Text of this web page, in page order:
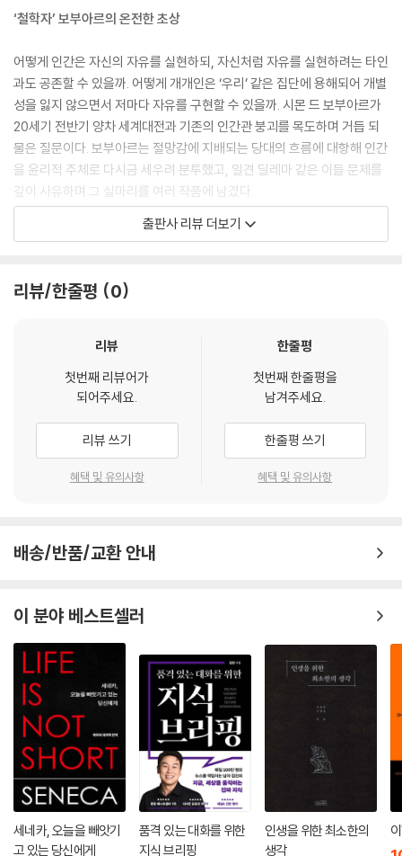
닌 것으로 정당화하려는 노력에 의해 쟁취할 수 있는 능동적 자유로 구분
유의 모습에 해당한다고 주장하고 이를 가리켜 윤리적 자유라 칭한다.
--- 「04 윤리적 자유」 중에서
인간은 주어진 조건이 지닌 의미와 가치를 초월적 움직임 속에서 매번 새
롭게 재발견하고 재해석하는 존재다. 따라서 인간이 처한 상황 또한 소여
의 산물이기만 한 것이 아니라 실존 조건에 따라 변화하고 새롭게 생성되
는 가변적 결과물이다. 이러한 맥락에서 보부아르는 몸이란 사물이 아니라
상황이며, 세상에 대한 한 개인의 입장 표명에 해당한다고 주장한다. 아울
러 이러한 몸 개념을 출발점으로 삼아 체험적 몸, 상황 속에 놓인 몸에 관한
논의를 전개한다.
간으로 존재하는 한 모든 인간은 자기만의 방식으로 형이상학을 하고 있
다. 그렇기에 형이상학적 진실은 그 자체로 애매하다고 할 수 있으며, 이러
한 진실을 표현하기에 적합한 방식은 오히려 문학적 방식이라 할 수 있다.
이러한 맥락에서 보부아르는 실존주의 사유 내에서 철학과 문학은 근본적
으로 구분되는 것이 아니며, 형이상학 문학이야말로 실존의 진실을 가장
실존주의적으로 그릴 수 있는 이상적인 표현 방식에 해당한다고 주장한다.
‘철학자’ 보부아르의 온전한 초상
어떻게 인간은 자신의 자유를 실현하되, 자신처럼 자유를 실현하려는 타인
과도 공존할 수 있을까. 어떻게 개개인은 ‘우리’ 같은 집단에 용해되어 개별
성을 잃지 않으면서 저마다 자유를 구현할 수 있을까. 시몬 드 보부아르가
20세기 전반기 양차 세계대전과 기존의 인간관 붕괴를 목도하며 거듭 되
물은 질문이다. 보부아르는 절망감에 지배되는 당대의 흐름에 대항해 인간
을 윤리적 주체로 다시금 세우려 분투했고, 일견 딜레마 같은 이들 문제를
깊이 사유하며 그 실마리를 여러 작품에 남겼다.
이 책은 윤리적 실존주의의 주춧돌을 세운 보부아르의 철학을 해설한다.
해되는 와중에 간과되어 온 보부아르의 평생 화두인 ‘실존주의 윤리’를 그
고, 그 경험을 토대로 실존을 사유했으며, 그렇게 세운 철학을 바탕으로 인
시몬 드 보부아르(Simone de Beauvoir, 1908∼1986)
프랑스의 저명한 작가이자 철학가. 20세기 페미니즘 사상과 운동의 물꼬
를 틔운 『제2의 성』(1949)의 저자로 특히 널리 알려져 있다. 1929년 당시
철학 교수 자격시험을 준비하기 위해 소르본대학교에서 철학 수업을 듣던
이른 1980년까지 50여 년의 긴 세월 동안 지적 동반자 관계를 긴밀히 유
지하면서 프랑스 실존주의를 대표하는 문인이자 사상가로 활발히 활동했
다. 다수의 철학 에세이와 소설, 자서전, 희곡 등으로 구성된 다양한 문학
작품을 발표했다. 1965년 한 인터뷰에서 페미니스트로서 정체성을 천명
한 이후부터는 페미니즘 운동에 적극 참여하면서 참여 지식인으로서 행보
에 본격적으로 뛰어든다. 1986년 4월 14일 78세의 나이로 생을 마감하
고 몽파르나스 묘지에 사르트르와 함께 안장된다.
출판사 리뷰 더보기
리뷰/한줄평 0
리뷰
첫번째 리뷰어가
되어주세요.
리뷰 쓰기
혜택 및 유의사항
한줄평
첫번째 한줄평을
남겨주세요.
한줄평 쓰기
혜택 및 유의사항
배송/반품/교환 안내
이 분야 베스트셀러
세네카, 오늘을 빼앗기
고 있는 당신에게
품격 있는 대화를 위한
지식 브리핑
인생을 위한 최소한의
생각